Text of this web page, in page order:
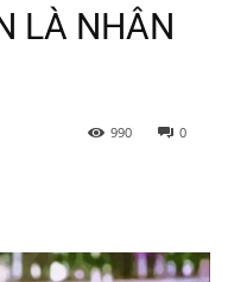
LÀ NHÂN
0
990